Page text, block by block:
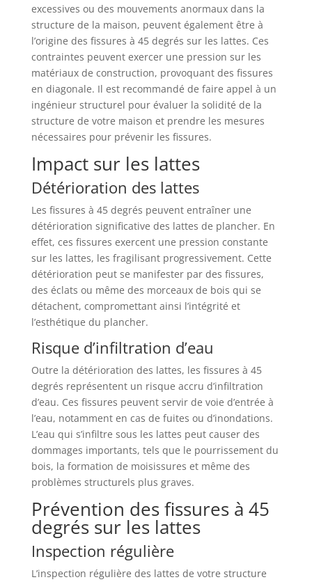
excessives ou des mouvements anormaux dans la
structure de la maison, peuvent également être à
l’origine des fissures à 45 degrés sur les lattes. Ces
contraintes peuvent exercer une pression sur les
matériaux de construction, provoquant des fissures
en diagonale. Il est recommandé de faire appel à un
ingénieur structurel pour évaluer la solidité de la
structure de votre maison et prendre les mesures
nécessaires pour prévenir les fissures.
Impact sur les lattes
Détérioration des lattes
Les fissures à 45 degrés peuvent entraîner une
détérioration significative des lattes de plancher. En
effet, ces fissures exercent une pression constante
sur les lattes, les fragilisant progressivement. Cette
détérioration peut se manifester par des fissures,
des éclats ou même des morceaux de bois qui se
détachent, compromettant ainsi l’intégrité et
l’esthétique du plancher.
Risque d’infiltration d’eau
Outre la détérioration des lattes, les fissures à 45
degrés représentent un risque accru d’infiltration
d’eau. Ces fissures peuvent servir de voie d’entrée à
l’eau, notamment en cas de fuites ou d’inondations.
L’eau qui s’infiltre sous les lattes peut causer des
dommages importants, tels que le pourrissement du
bois, la formation de moisissures et même des
problèmes structurels plus graves.
Prévention des fissures à 45
degrés sur les lattes
Inspection régulière
L’inspection régulière des lattes de votre structure